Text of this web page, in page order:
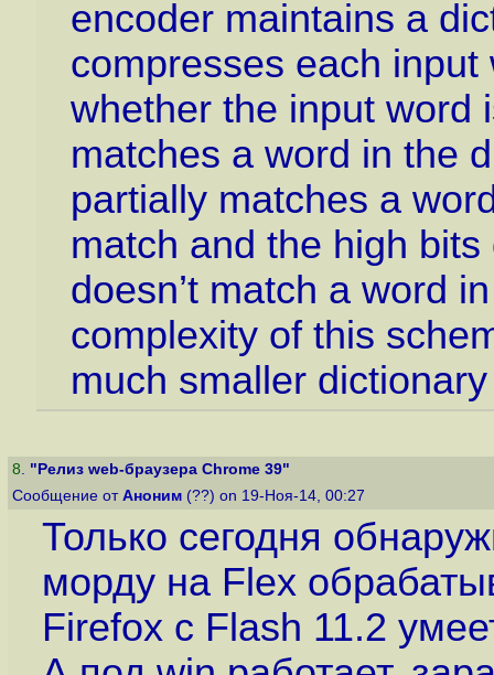
encoder maintains a
compresses each
whether the input word
matches a word in the
partially matches a
match and the high
doesn’t match a word
complexity of this
much smaller
8. "Релиз web-браузера Chrome 39"
Сообщение от Аноним (??) on 19-Ноя-14, 00:27
Только сегодня
морду на Flex
Firefox с Flash 11.2